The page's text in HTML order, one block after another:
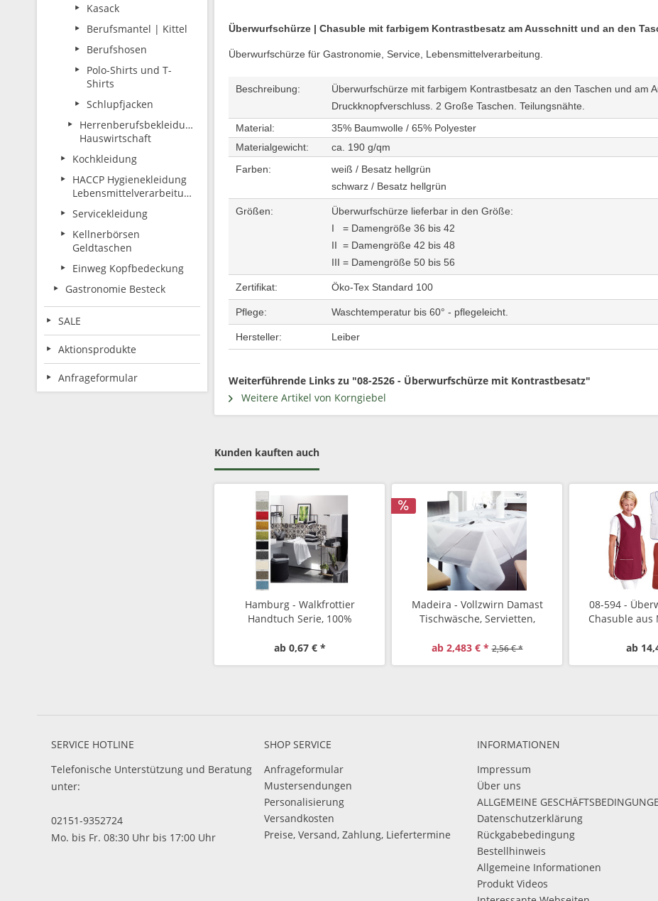
Kasack
Berufsmantel | Kittel
Berufshosen
Polo-Shirts und T-
Shirts
Schlupfjacken
Herrenberufsbekleidung
Hauswirtschaft
Kochkleidung
HACCP Hygienekleidung
Lebensmittelverarbeitung
Servicekleidung
Kellnerbörsen
Geldtaschen
Einweg Kopfbedeckung
Gastronomie Besteck
SALE
Aktionsprodukte
Anfrageformular
Überwurfschürze | Chasuble mit farbigem Kontrastbesatz am Ausschnitt und an den
Überwurfschürze für Gastronomie, Service, Lebensmittelverarbeitung.
Beschreibung:
Überwurfschürze mit farbigem Kontrastbesatz an den Taschen und am
Druckknopfverschluss. 2 Große Taschen. Teilungsnähte.
Material:
35% Baumwolle / 65% Polyester
Materialgewicht:
ca. 190 g/qm
Farben:
weiß / Besatz hellgrün
schwarz / Besatz hellgrün
Größen:
Überwurfschürze lieferbar in den Größe:
I = Damengröße 36 bis 42
II = Damengröße 42 bis 48
III = Damengröße 50 bis 56
Zertifikat: Öko-Tex Standard 100
Pflege: Waschtemperatur bis 60° - pflegeleicht.
Hersteller: Leiber
Weiterführende Links zu "08-2526 - Überwurfschürze mit Kontrastbesatz"
Weitere Artikel von Korngiebel
Kunden kauften auch
Hamburg - Walkfrottier
Handtuch Serie, 100%
ab 0,67 € *
Madeira - Vollzwirn Damast
Tischwäsche, Servietten,
ab 2,483 € * 2,56 € *
08-594 -
Chasuble aus
ab
SERVICE HOTLINE
Telefonische Unterstützung und Beratung
unter:
02151-9352724
Mo. bis Fr. 08:30 Uhr bis 17:00 Uhr
SHOP SERVICE
Anfrageformular
Mustersendungen
Personalisierung
Versandkosten
Preise, Versand, Zahlung, Liefertermine
INFORMATIONEN
Impressum
Über uns
ALLGEMEINE
Datenschutzerklärung
Rückgabebedingung
Bestellhinweis
Allgemeine Informationen
Produkt Videos